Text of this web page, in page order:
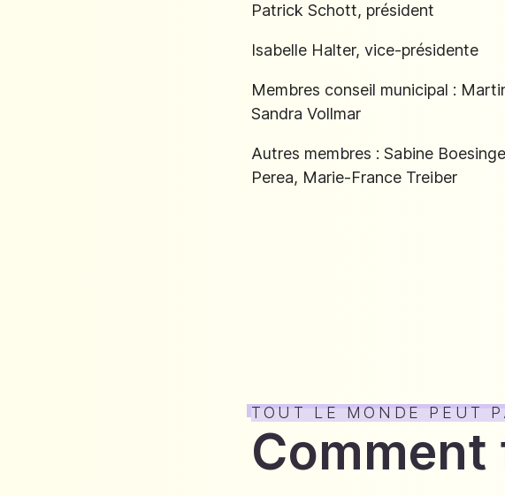
Patrick Schott, président
Isabelle Halter, vice-présidente
Membres conseil municipal :
Sandra Vollmar
Autres membres : Sabine
Perea, Marie-France Treiber
TOUT LE MONDE PEUT
Comment